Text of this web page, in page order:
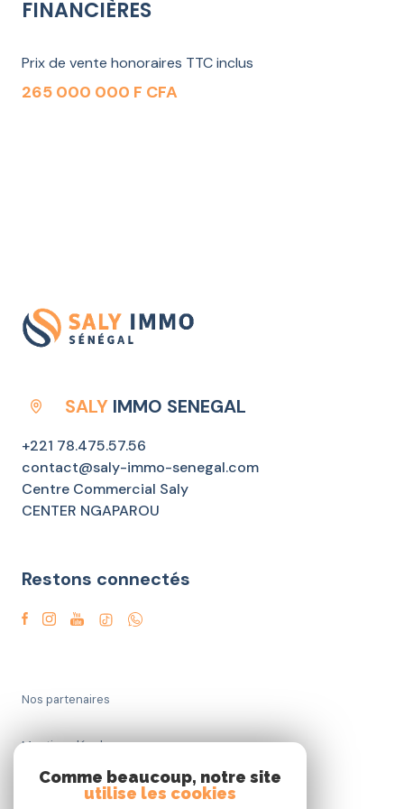
FINANCIÈRES
Prix de vente honoraires TTC inclus
265 000 000 F CFA
SALY IMMO SENEGAL
+221 78.475.57.56
contact@saly-immo-senegal.com
Centre Commercial Saly
CENTER NGAPAROU
Restons connectés
Nos partenaires
Mentions légales
Comme beaucoup, notre site
utilise les cookies